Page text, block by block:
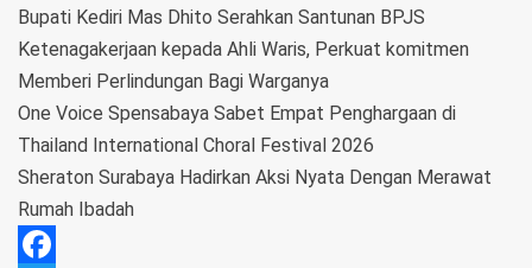
Bupati Kediri Mas Dhito Serahkan Santunan BPJS
Ketenagakerjaan kepada Ahli Waris, Perkuat komitmen
Memberi Perlindungan Bagi Warganya
One Voice Spensabaya Sabet Empat Penghargaan di
Thailand International Choral Festival 2026
Sheraton Surabaya Hadirkan Aksi Nyata Dengan Merawat
Rumah Ibadah